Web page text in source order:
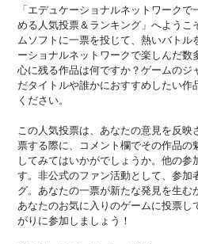
「エデュケーショナルネットワーク
める人気投票＆ランキング」へようこ
ムソフトに一票を投じて、熱いバトル
ーショナルネットワークで楽しんだ数
心に残る作品は何ですか？ゲームのジ
だタイトルや誰かにおすすめしたい作
ください。
この人気投票は、あなたの意見を反映
票する際に、コメント欄でその作品の
してみてはいかがでしょうか。他の
す。非公式のファン活動として、参加
グ。あなたの一票が新たな発見を生む
あなたのお気に入りのゲームに投票し
がりに参加しましょう！